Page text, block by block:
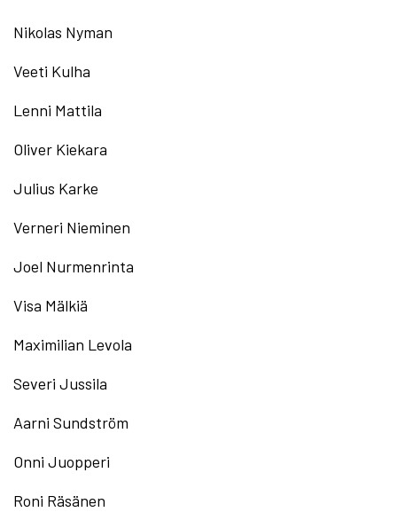
Nikolas Nyman
Veeti Kulha
Lenni Mattila
Oliver Kiekara
Julius Karke
Verneri Nieminen
Joel Nurmenrinta
Visa Mälkiä
Maximilian Levola
Severi Jussila
Aarni Sundström
Onni Juopperi
Roni Räsänen